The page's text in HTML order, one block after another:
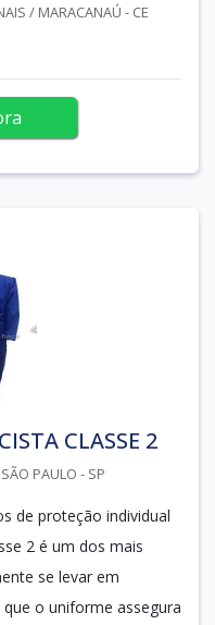
/ MARACANAÚ - CE
CLASSE 2
PAULO - SP
de proteção individual
2 é um dos mais
se levar em
o uniforme assegura